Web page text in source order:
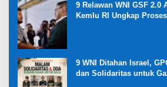
9 Relawan WNI GSF 2.0
Kemlu RI Ungkap
9 WNI Ditahan Israel,
dan Solidaritas untuk